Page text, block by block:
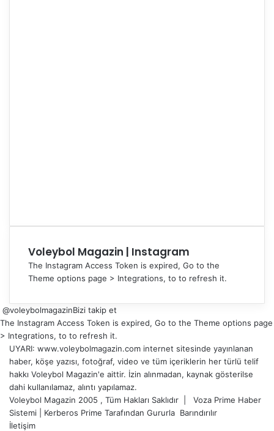
Voleybol Magazin | Instagram
The Instagram Access Token is expired, Go to the
Theme options page > Integrations, to to refresh it.
@voleybolmagazinBizi takip et
The Instagram Access Token is expired, Go to the Theme options page
> Integrations, to to refresh it.
UYARI: www.voleybolmagazin.com internet sitesinde yayınlanan
haber, köşe yazısı, fotoğraf, video ve tüm içeriklerin her türlü telif
hakkı Voleybol Magazin'e aittir. İzin alınmadan, kaynak gösterilse
dahi kullanılamaz, alıntı yapılamaz.
Voleybol Magazin 2005 , Tüm Hakları Saklıdır | Voza Prime Haber
Sistemi
Kerberos Prime Tarafından Gururla Barındırılır
İletişim